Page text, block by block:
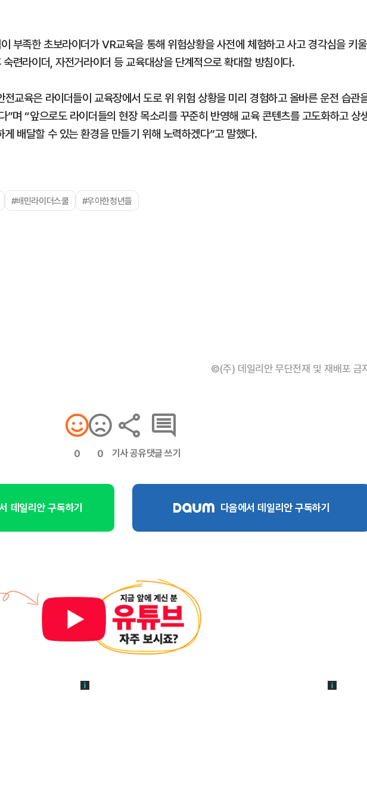
부족한 초보라이더가 VR교육을 통해 위험상황을 사전에 체험하고 사고 경각심을 키울
련라이더, 자전거라이더 등 교육대상을 단계적으로 확대할 방침이다.
교육은 라이더들이 교육장에서 도로 위 위험 상황을 미리 경험하고 올바른 운전 습관
”며 “앞으로도 라이더들의 현장 목소리를 꾸준히 반영해 교육 콘텐츠를 고도화하고 상
배달할 수 있는 환경을 만들기 위해 노력하겠다”고 말했다.
#배민라이더스쿨 #우아한청년들
©(주) 데일리안 무단전재 및 재배포 금
0 0 기사 공유댓글 쓰기
데일리안 구독하기 다음에서 데일리안 구독하기